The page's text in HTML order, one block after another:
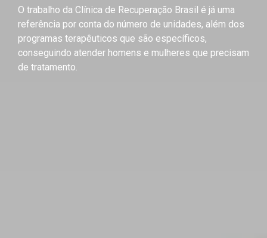
O trabalho da Clínica de Recuperação Brasil é já uma
referência por conta do número de unidades, além dos
programas terapêuticos que são específicos,
conseguindo atender homens e mulheres que precisam
de tratamento.